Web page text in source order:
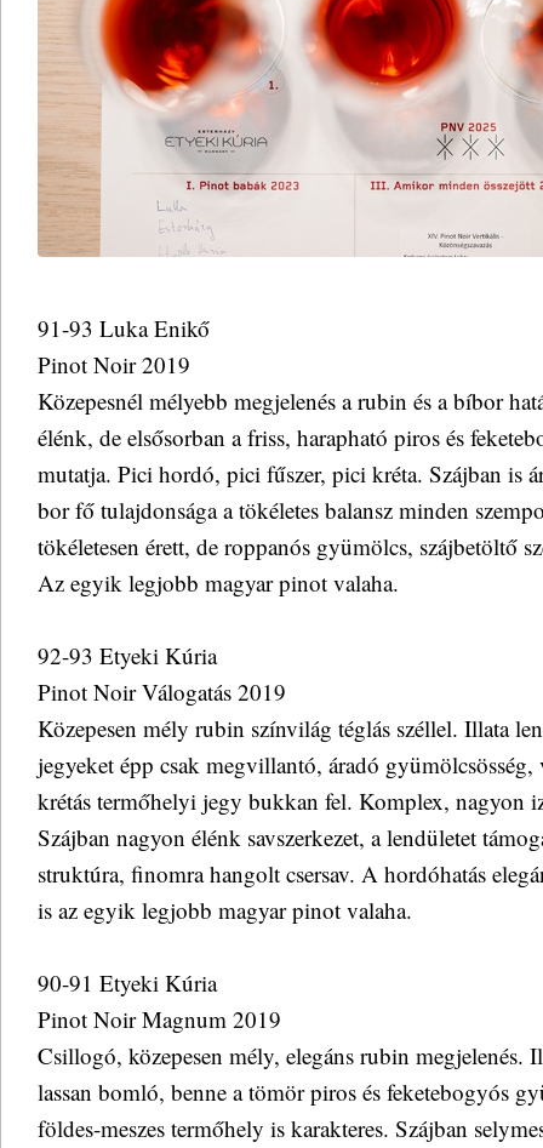
91-93 Luka Enikő
Pinot Noir 2019
Közepesnél mélyebb megjelenés a rubin és a bíbor
élénk, de elsősorban a friss, harapható piros és
mutatja. Pici hordó, pici fűszer, pici kréta. Szájban is
bor fő tulajdonsága a tökéletes balansz minden
tökéletesen érett, de roppanós gyümölcs, szájbetöltő
Az egyik legjobb magyar pinot valaha.
92-93 Etyeki Kúria
Pinot Noir Válogatás 2019
Közepesen mély rubin színvilág téglás széllel. Illata
jegyeket épp csak megvillantó, áradó
krétás termőhelyi jegy bukkan fel. Komplex, nagyon
Szájban nagyon élénk savszerkezet, a lendületet
struktúra, finomra hangolt csersav. A hordóhatás
is az egyik legjobb magyar pinot valaha.
90-91 Etyeki Kúria
Pinot Noir Magnum 2019
Csillogó, közepesen mély, elegáns rubin megjelenés.
lassan bomló, benne a tömör piros és feketebogyós
földes-meszes termőhely is karakteres. Szájban